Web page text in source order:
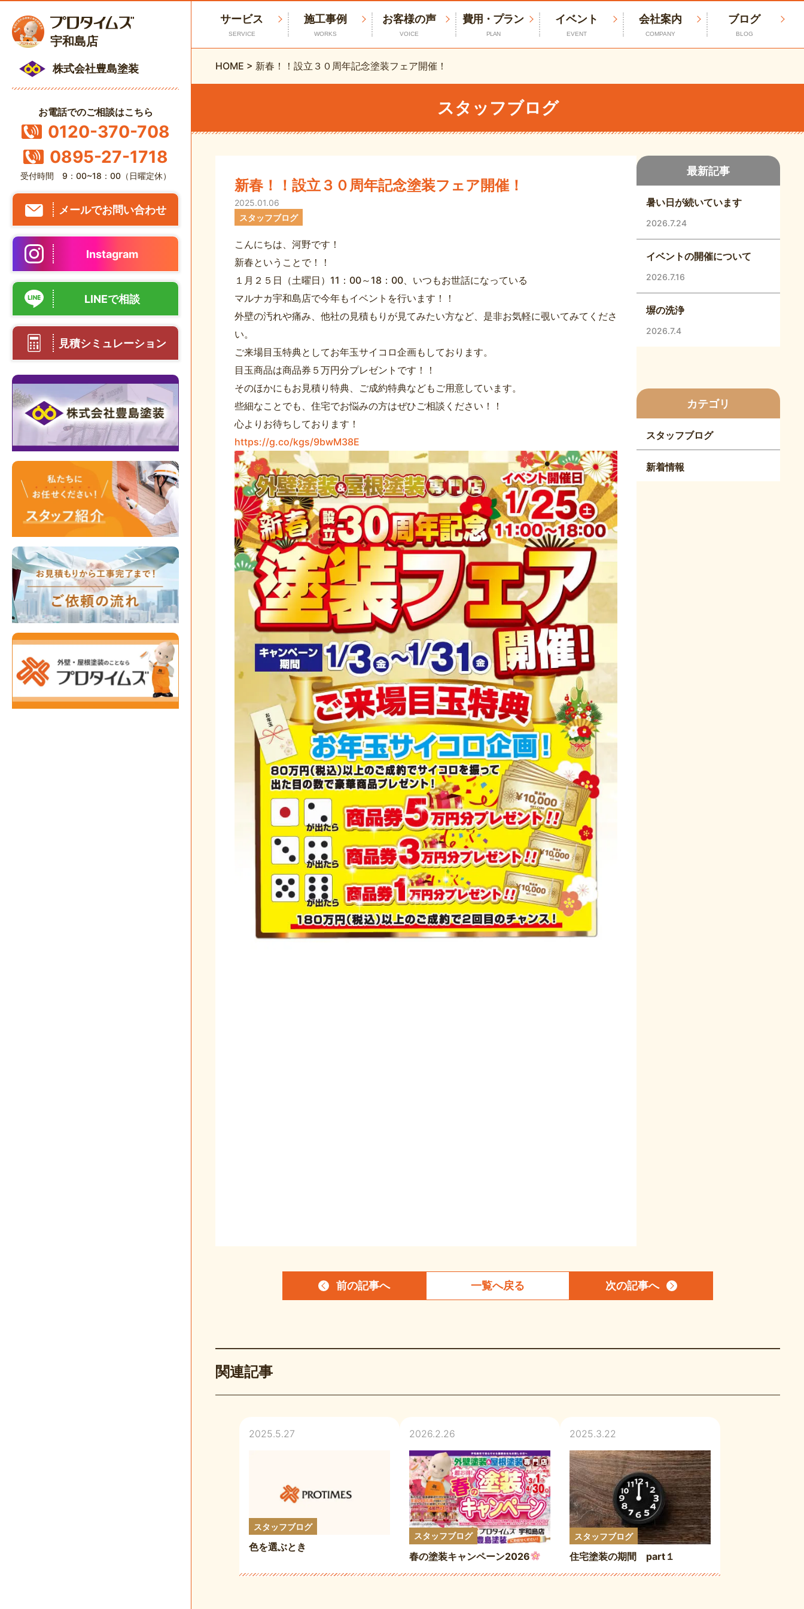
宇和島店
株式会社豊島塗装
お電話でのご相談はこちら
0120-370-708
0895-27-1718
受付時間 9：00~18：00（日曜定休）
メールでお問い合わせ
Instagram
LINEで相談
見積シミュレーション
サービス
SERVICE
施工事例
WORKS
お客様の声
VOICE
費用・プラン
PLAN
イベント
EVENT
会社案内
COMPANY
ブログ
BLOG
HOME > 新春！！設立３０周年記念塗装フェア開催！
スタッフブログ
新春！！設立３０周年記念塗装フェア開催！
2025.01.06
スタッフブログ
こんにちは、河野です！
新春ということで！！
１月２５日（土曜日）11：00～18：00、いつもお世話になっている
マルナカ宇和島店で今年もイベントを行います！！
外壁の汚れや痛み、他社の見積もりが見てみたい方など、是非お気軽に覗いてみてくださ
い。
ご来場目玉特典としてお年玉サイコロ企画もしております。
目玉商品は商品券５万円分プレゼントです！！
そのほかにもお見積り特典、ご成約特典などもご用意しています。
些細なことでも、住宅でお悩みの方はぜひご相談ください！！
心よりお待ちしております！
https://g.co/kgs/9bwM38E
最新記事
暑い日が続いています
2026.7.24
イベントの開催について
2026.7.16
塀の洗浄
2026.7.4
カテゴリ
スタッフブログ
新着情報
前の記事へ 一覧へ戻る 次の記事へ
関連記事
2025.5.27
スタッフブログ
色を選ぶとき
2026.2.26
スタッフブログ
春の塗装キャンペーン2026
2025.3.22
スタッフブログ
住宅塗装の期間 part１